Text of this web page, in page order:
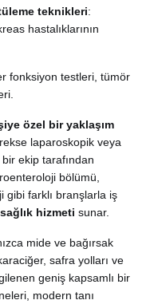
teknikleri:
hastalıklarının
fonksiyon testleri, tümör
özel bir yaklaşım
laparoskopik veya
ekip tarafından
bölümü,
gibi farklı branşlarla iş
hizmeti sunar.
mide ve bağırsak
safra yolları ve
geniş kapsamlı bir
modern tanı